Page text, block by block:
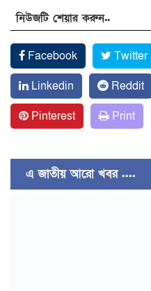
নিউজটি শেয়ার করুন..
Facebook Twitter
Linkedin
Reddit
Pinterest
Print
এ জাতীয় আরো খবর ....